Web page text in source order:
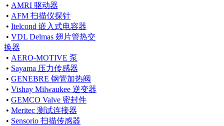
• AMRI 驱动器
• AFM 扫描仪探针
• Itelcond 嵌入式电容器
• VDL Delmas 翅片管热交
换器
• AERO-MOTIVE 泵
• Sayama 压力传感器
• GENEBRE 钢管加热阀
• Vishay Milwaukee 逆变器
• GEMCO Valve 密封件
• Meritec 测试连接器
• Sensorio 扫描传感器